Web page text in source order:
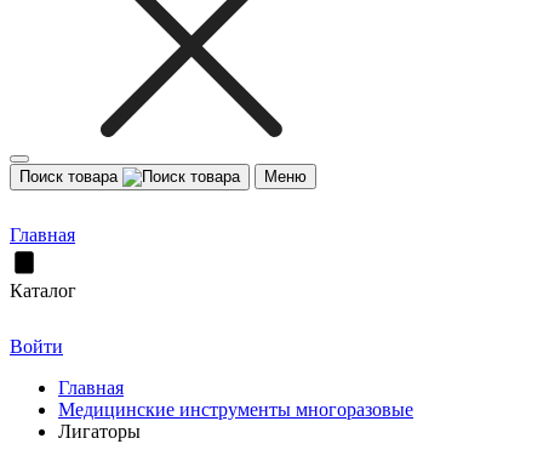
Поиск товара Меню
Главная
Каталог
Войти
Главная
Медицинские инструменты многоразовые
Лигаторы